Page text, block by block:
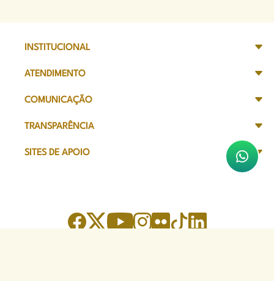
INSTITUCIONAL
ATENDIMENTO
COMUNICAÇÃO
TRANSPARÊNCIA
SITES DE APOIO